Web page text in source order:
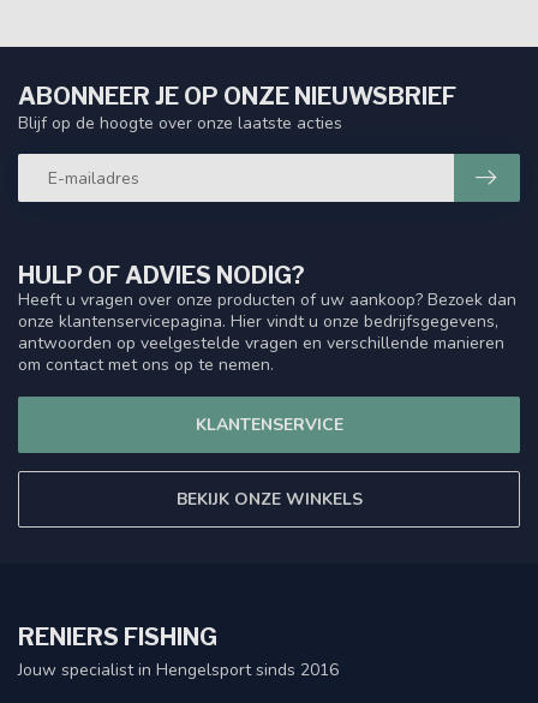
HULP OF ADVIES NODIG?
Heeft u vragen over onze producten of uw aankoop? Bezoek dan
onze klantenservicepagina. Hier vindt u onze bedrijfsgegevens,
antwoorden op veelgestelde vragen en verschillende manieren
om contact met ons op te nemen.
KLANTENSERVICE
BEKIJK ONZE WINKELS
ABONNEER JE OP ONZE NIEUWSBRIEF
Blijf op de hoogte over onze laatste acties
RENIERS FISHING
Jouw specialist in Hengelsport sinds 2016